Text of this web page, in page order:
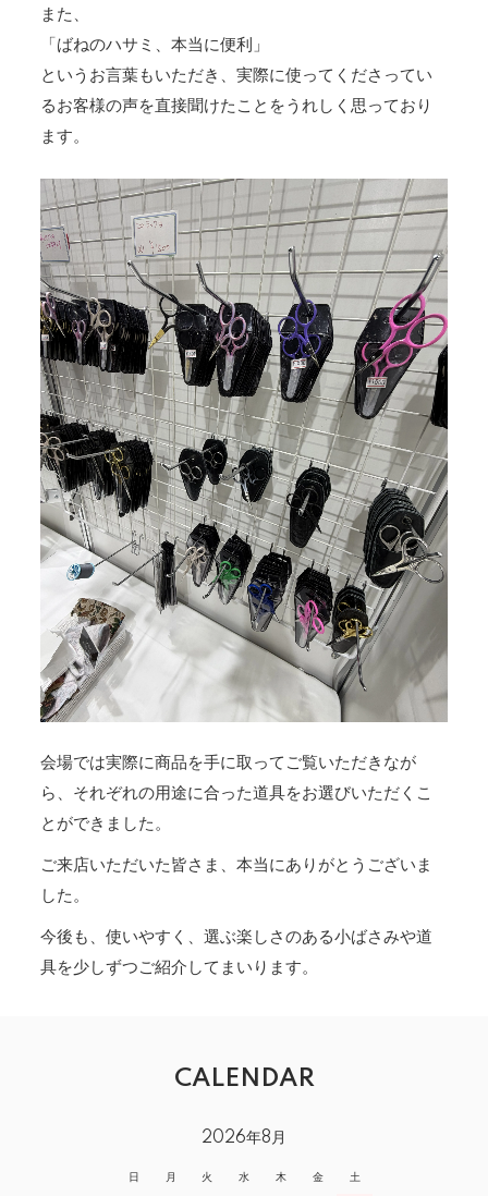
また、
「ばねのハサミ、本当に便利」
というお言葉もいただき、実際に使ってくださってい
るお客様の声を直接聞けたことをうれしく思っており
ます。
会場では実際に商品を手に取ってご覧いただきなが
ら、それぞれの用途に合った道具をお選びいただくこ
とができました。
ご来店いただいた皆さま、本当にありがとうございま
した。
今後も、使いやすく、選ぶ楽しさのある小ばさみや道
具を少しずつご紹介してまいります。
CALENDAR
2026年8月
日 月 火 水 木 金 土